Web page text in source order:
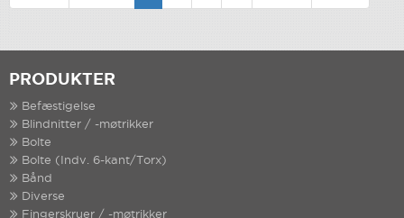
PRODUKTER
Befæstigelse
Blindnitter / -møtrikker
Bolte
Bolte (Indv. 6-kant/Torx)
Bånd
Diverse
Fingerskruer / -møtrikker